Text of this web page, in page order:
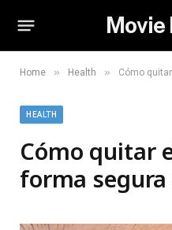
Movie
Home » Health » Cómo quitar
HEALTH
Cómo quitar
forma